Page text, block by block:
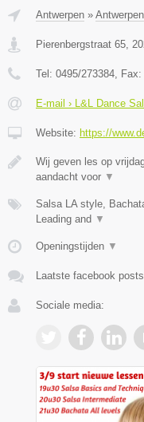
Antwerpen » Antwerpen
Pierenbergstraat 65
Tel: 0495/273384 , Fax:
E-mail › L&L Dance
Website: https://
Wij geven les op
aandacht voor ▼
Salsa LA style,
Leading and ▼
Openingstijden ▼
Laatste facebook posts
Sociale media: